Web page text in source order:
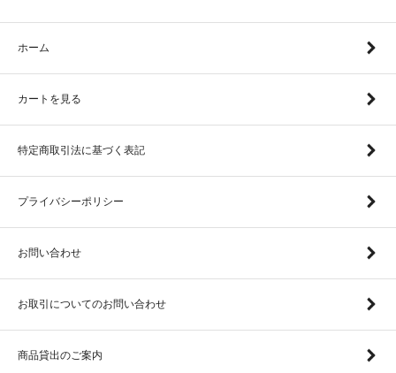
ホーム
カートを見る
特定商取引法に基づく表記
プライバシーポリシー
お問い合わせ
お取引についてのお問い合わせ
商品貸出のご案内